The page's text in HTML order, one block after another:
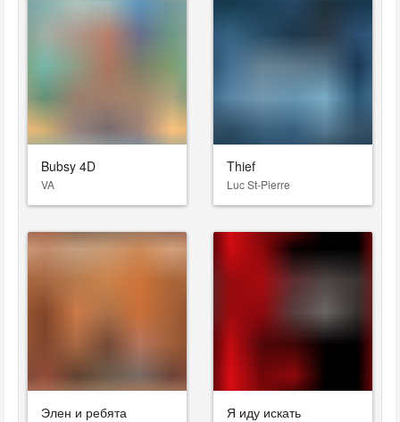
Bubsy 4D
VA
Thief
Luc St-Pierre
Элен и ребята Я иду искать